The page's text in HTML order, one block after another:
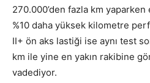
270.000’den fazla km
%10 daha yüksek kilometre
II+ ön aks lastiği ise aynı test
km ile yine en yakın rakibine
vadediyor.